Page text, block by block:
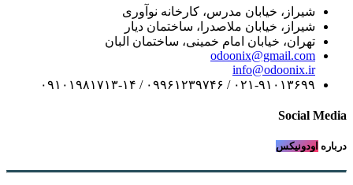
شیراز، خیابان مدرس، کارخانه نوآوری
شیراز، خیابان ملاصدرا، ساختمان دیار
تهران، خیابان امام خمینی، ساختمان البان
odoonix@gmail.com
info@odoonix.ir
۰۲۱-۹۱۰۱۳۶۹۹ / ۰۹۹۶۱۲۳۹۷۴۶ / ۰۹۱۰۱۹۸۱۷۱۳-۱۴
Social
اودونیکس